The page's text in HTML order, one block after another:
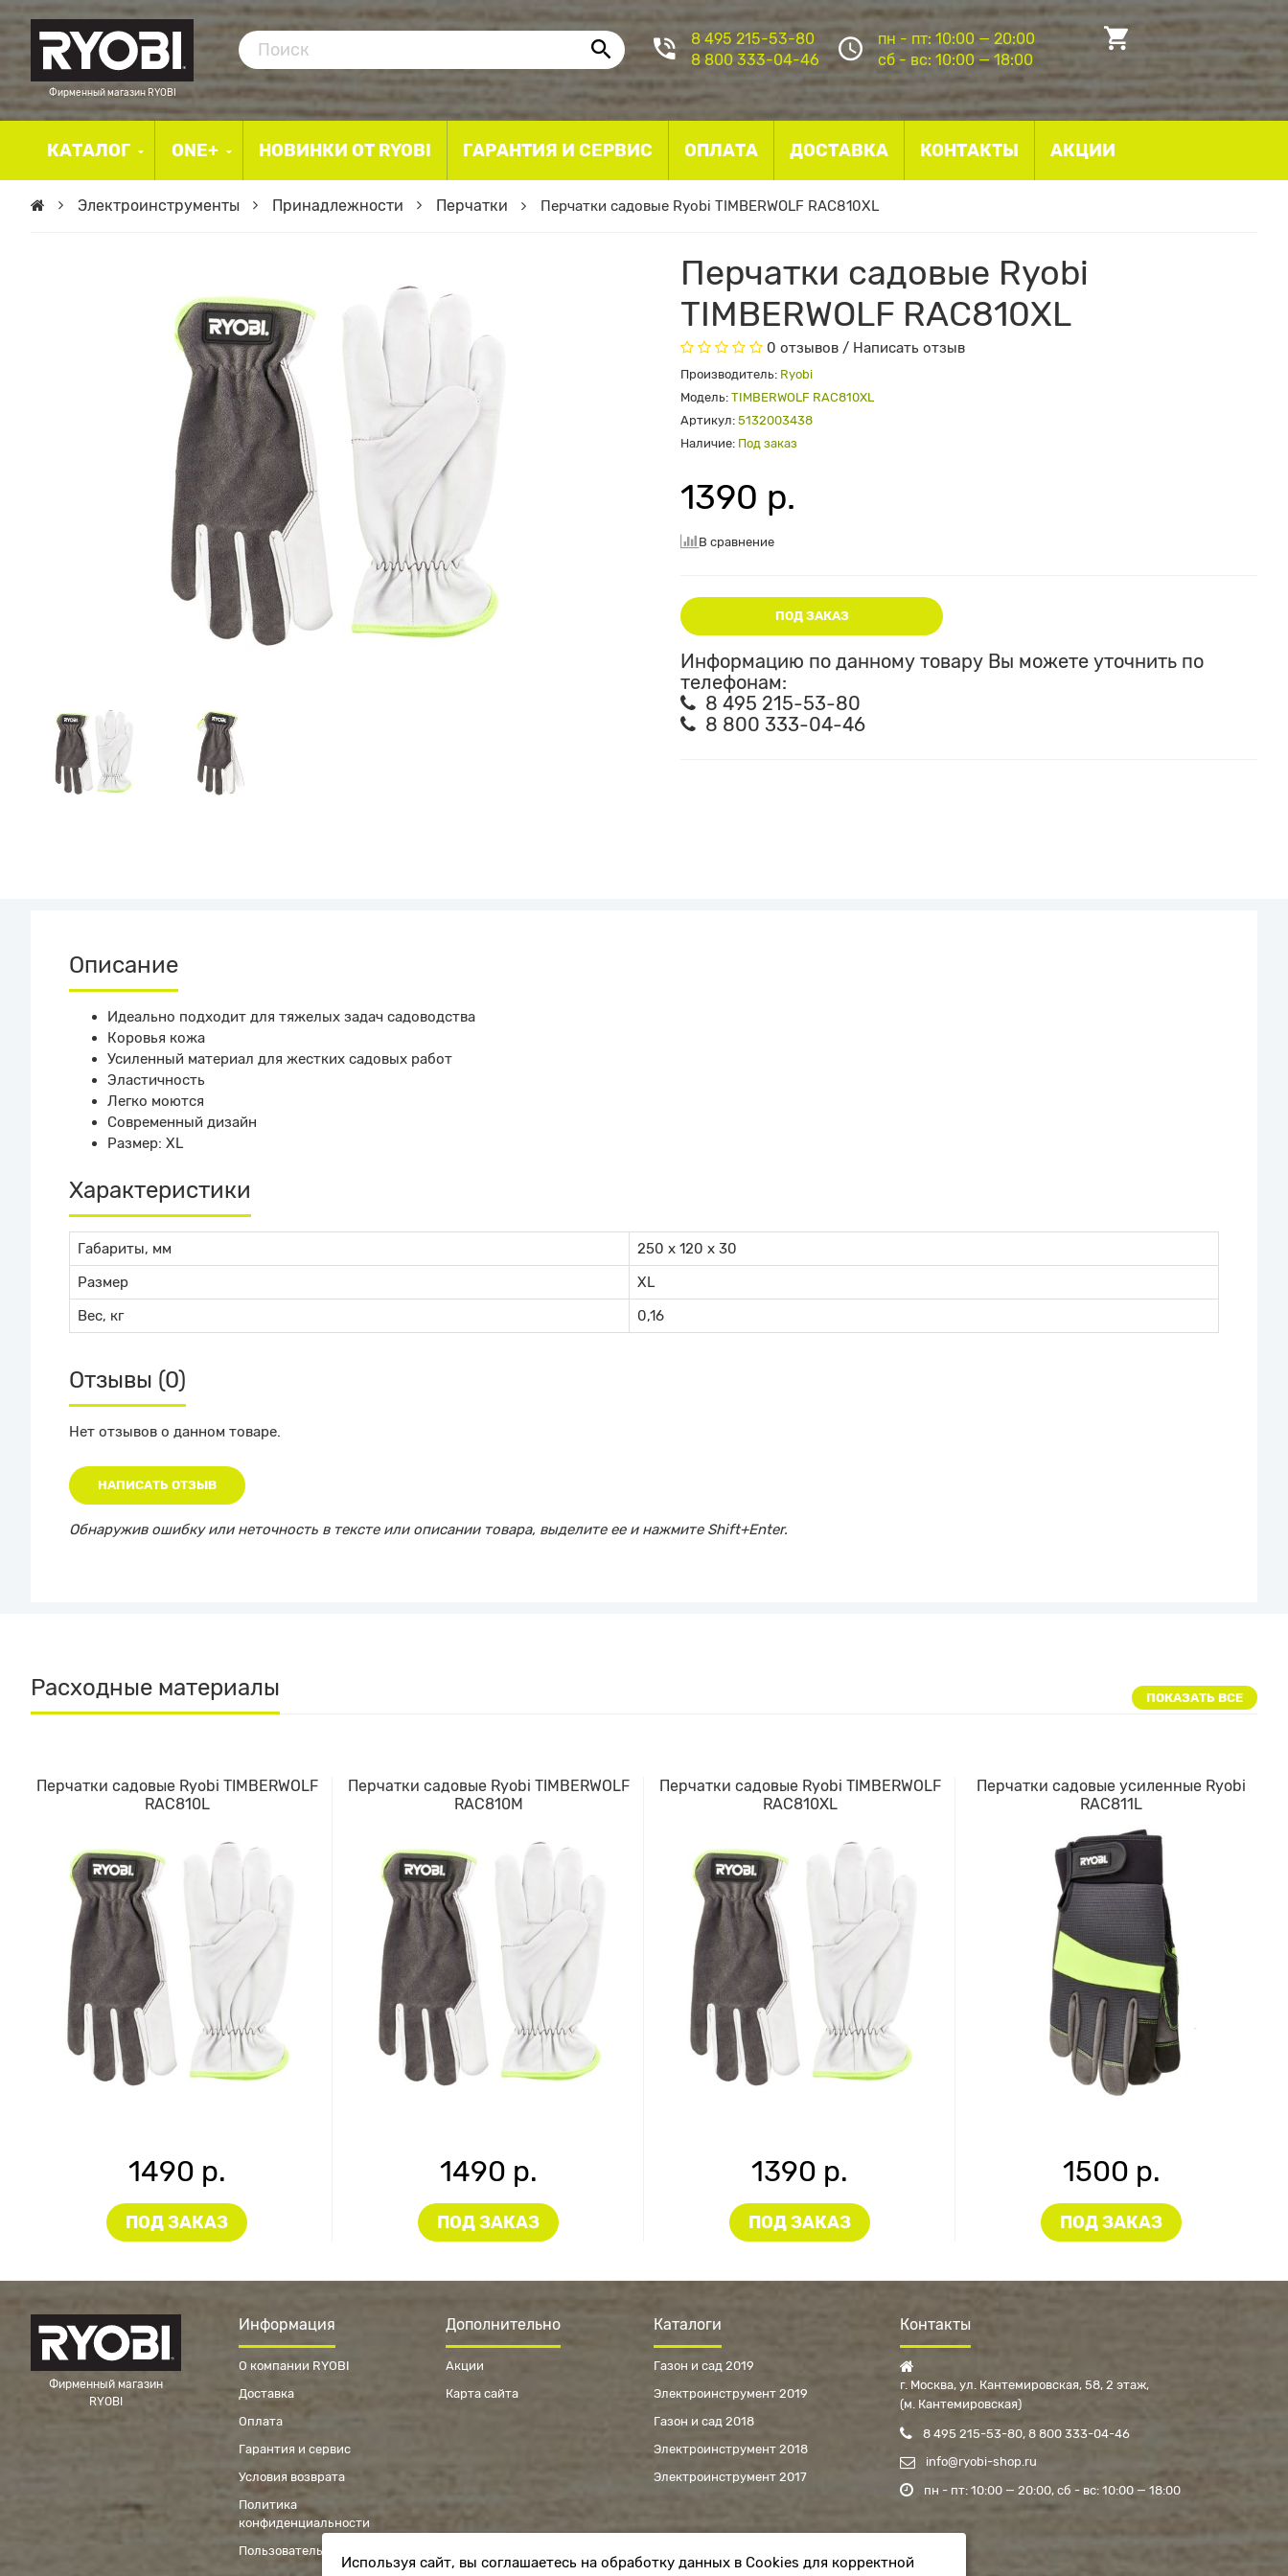
Фирменный магазин RYOBI
8 495 215-53-80
8 800 333-04-46
пн - пт: 10:00 — 20:00
сб - вс: 10:00 — 18:00
КАТАЛОГ ONE+ НОВИНКИ ОТ RYOBI ГАРАНТИЯ И СЕРВИС ОПЛАТА ДОСТАВКА КОНТАКТЫ АКЦИИ
Электроинструменты Принадлежности Перчатки Перчатки садовые Ryobi TIMBERWOLF RAC810XL
Перчатки садовые Ryobi
TIMBERWOLF RAC810XL
0 отзывов / Написать отзыв
Производитель: Ryobi
Модель: TIMBERWOLF RAC810XL
Артикул: 5132003438
Наличие: Под заказ
1390 р.
В сравнение
ПОД ЗАКАЗ
Информацию по данному товару Вы можете уточнить по
телефонам:
8 495 215-53-80
8 800 333-04-46
Описание
Идеально подходит для тяжелых задач садоводства
Коровья кожа
Усиленный материал для жестких садовых работ
Эластичность
Легко моются
Современный дизайн
Размер: XL
Характеристики
Габариты, мм
250 х 120 х 30
Размер
XL
Вес, кг
0,16
Отзывы (0)
Нет отзывов о данном товаре.
НАПИСАТЬ ОТЗЫВ
Обнаружив ошибку или неточность в тексте или описании товара, выделите ее и нажмите Shift+Enter.
Расходные материалы ПОКАЗАТЬ ВСЕ
Перчатки садовые Ryobi TIMBERWOLF
RAC810L
1490 р.
ПОД ЗАКАЗ
Перчатки садовые Ryobi TIMBERWOLF
RAC810M
1490 р.
ПОД ЗАКАЗ
Перчатки садовые Ryobi TIMBERWOLF
RAC810XL
1390 р.
ПОД ЗАКАЗ
Перчатки садовые усиленные Ryobi
RAC811L
1500 р.
ПОД ЗАКАЗ
Фирменный магазин
RYOBI
Контакты
г. Москва, ул. Кантемировская, 58, 2 этаж
(м. Кантемировская)
8 495 215-53-80 8 800 333-04-46
info@ryobi-shop.ru
пн - пт: 10:00 — 20:00 сб - вс: 10:00 — 18:00
Информация
О компании RYOBI
Доставка
Оплата
Гарантия и сервис
Условия возврата
Политика
конфиденциальности
Пользовательское соглашение
Дополнительно
Акции
Карта сайта
Каталоги
Газон и сад 2019
Электроинструмент 2019
Газон и сад 2018
Электроинструмент 2018
Электроинструмент 2017
Используя сайт, вы соглашаетесь на обработку данных в Cookies для корректной